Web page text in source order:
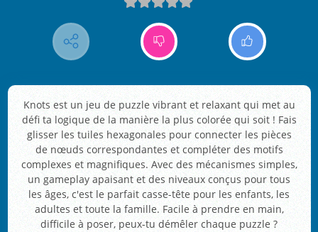
Knots est un jeu de puzzle vibrant et relaxant qui met au
défi ta logique de la manière la plus colorée qui soit ! Fais
glisser les tuiles hexagonales pour connecter les pièces
de nœuds correspondantes et compléter des motifs
complexes et magnifiques. Avec des mécanismes simples,
un gameplay apaisant et des niveaux conçus pour tous
les âges, c'est le parfait casse-tête pour les enfants, les
adultes et toute la famille. Facile à prendre en main,
difficile à poser, peux-tu démêler chaque puzzle ?